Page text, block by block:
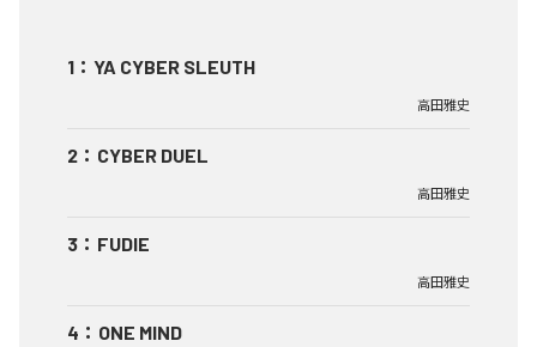
1 ： YA CYBER SLEUTH
高田雅史
2 ： CYBER DUEL
高田雅史
3 ： FUDIE
高田雅史
4 ： ONE MIND